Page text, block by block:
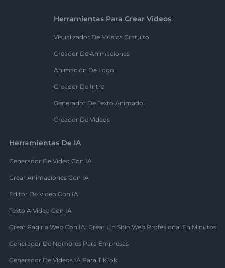
Herramientas Para Crear Videos
Visualizador De Música Gratuito
Creador De Animaciones
Animación De Logo
Creador De Intro
Generador De Texto Animado
Creador De Videos
Herramientas De IA
Generador De Video Con IA
Crear Animaciones Con IA
Editor De Video Con IA
Texto A Video Con IA
Crear Página Web Con IA: Crear Un Sitio Web Profesional En Minutos
Generador De Nombres Para Empresas
Generador De Videos IA Para TikTok